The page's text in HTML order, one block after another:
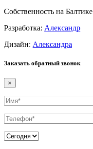
Собственность на Балтике
Разработка: Александр
Дизайн: Александра
Заказать обратный звонок
×